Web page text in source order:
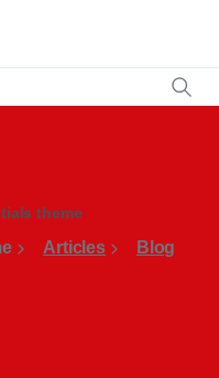
theme
Blog
Articles